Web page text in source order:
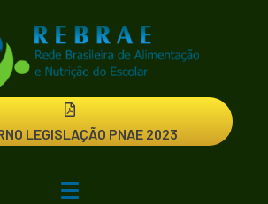
LEGISLAÇÃO PNAE 2023